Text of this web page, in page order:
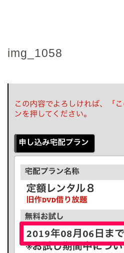
img_1058